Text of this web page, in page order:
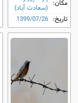
مکان: (سعادت آباد)
تاریخ: 1399/07/26